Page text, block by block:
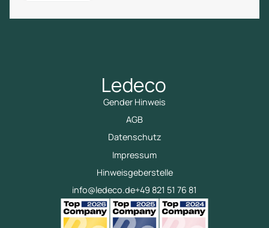
info@ledeco.de+49 821 51 76 81
Gender Hinweis
AGB
Datenschutz
Impressum
Hinweisgeberstelle